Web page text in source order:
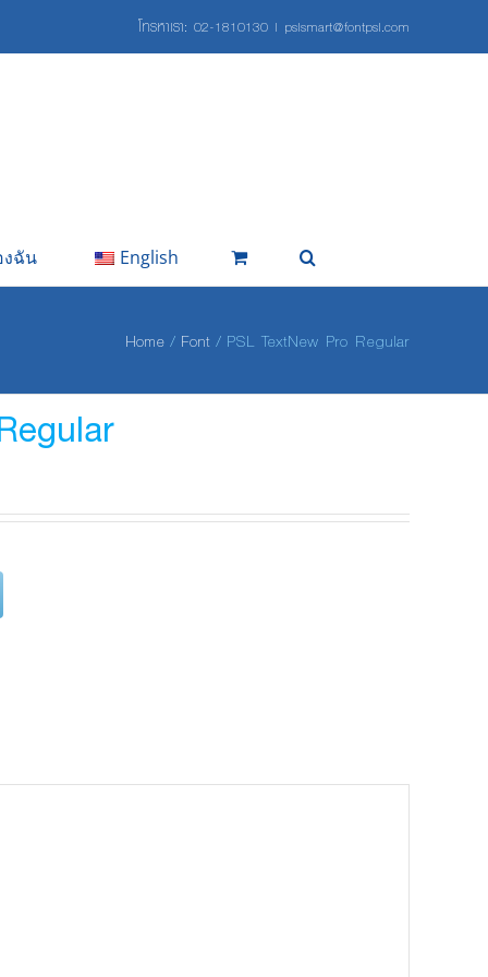
โทรหาเรา: 02-1810130 | pslsmart@fontpsl.com
ฉัน English
Home Font PSL TextNew Pro Regular